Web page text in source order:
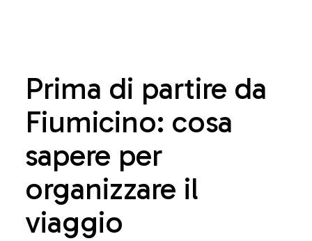
Prima di partire da
Fiumicino: cosa
sapere per
organizzare il
viaggio